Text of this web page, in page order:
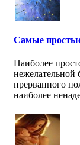
Самые
Наиболее
нежелательной
прерванного
наиболее